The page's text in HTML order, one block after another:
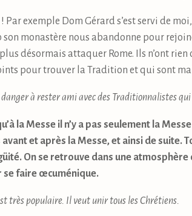
! Par exemple Dom Gérard s’est servi de
son monastère nous abandonne pour
plus désormais attaquer Rome. Ils n’ont
pour trouver la Tradition et qui sont
à rester ami avec des Traditionnalistes
la Messe il n’y a pas seulement la
et après la Messe, et ainsi de suite.
On se retrouve dans une
se faire œcuménique.
très populaire. Il veut unir tous les Chrétiens.